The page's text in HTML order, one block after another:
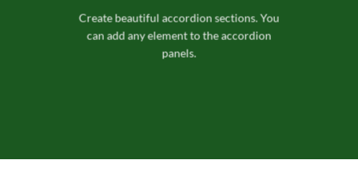
Create beautiful accordion sections. You
can add any element to the accordion
panels.